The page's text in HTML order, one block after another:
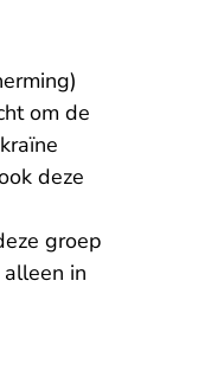
om de
deze
groep
in